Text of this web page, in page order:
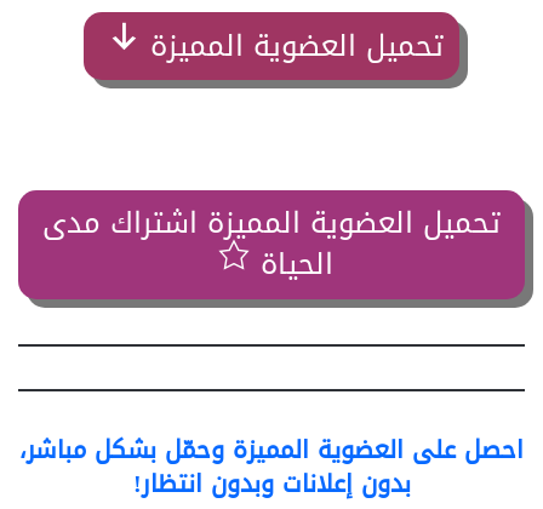
تحميل العضوية المميزة
تحميل العضوية المميزة اشتراك مدى
الحياة
احصل على العضوية المميزة وحمّل بشكل مباشر،
بدون إعلانات وبدون انتظار!